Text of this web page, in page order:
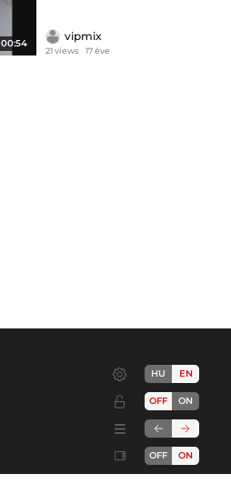
00:54
vipmix
21 views 17 éve
HU EN
OFF ON
OFF ON